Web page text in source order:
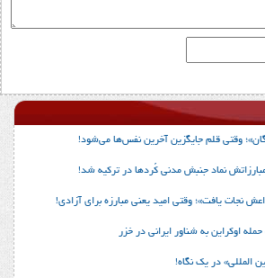
وقتی قلم جایگزین آخرین نفس‌ها می‌شود!
مبارزاتش نماد جنبش مدنی کُردها در ترکیه شد!
نجات یافت»؛ وقتی امید یعنی مبارزه برای آزادی!
اوکراین به شناور ایرانی در خزر
المللی» در یک نگاه!